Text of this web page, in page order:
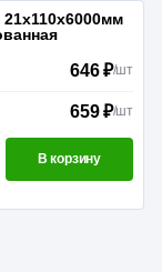
646 ₽/шт
659 ₽/шт
В корзину